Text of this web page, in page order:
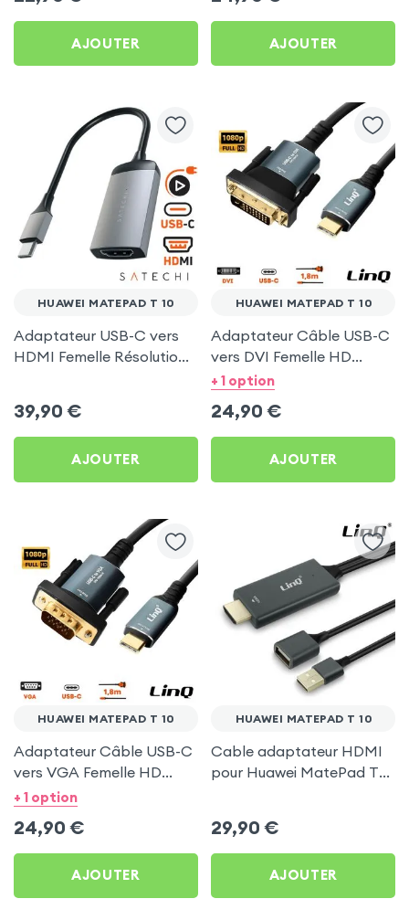
AJOUTER AJOUTER
HUAWEI MATEPAD T 10
Adaptateur USB-C vers
HDMI Femelle Résolution
10
39,90 €
AJOUTER
HUAWEI MATEPAD T 10
Adaptateur Câble USB-C
vers DVI Femelle HD
1080P, 1.8m - LinQ pour
+ 1 option
24,90 €
AJOUTER
HUAWEI MATEPAD T 10
Adaptateur Câble USB-C
vers VGA Femelle HD
1080P, 1.8m - LinQ pour
+ 1 option
24,90 €
AJOUTER
HUAWEI MATEPAD T 10
Cable adaptateur HDMI
pour Huawei MatePad T
29,90 €
AJOUTER